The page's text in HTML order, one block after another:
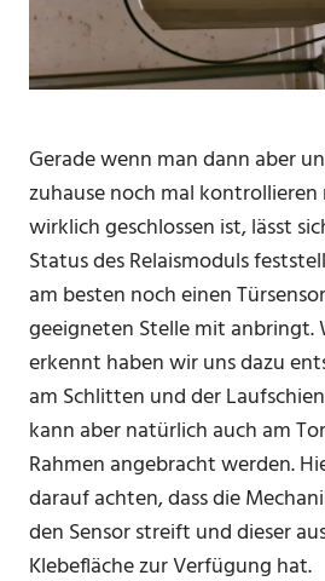
Gerade wenn man dann aber
zuhause noch mal
wirklich geschlossen ist, lässt
Status des Relaismoduls
am besten noch einen
geeigneten Stelle mit anbringt.
erkennt haben wir uns dazu
am Schlitten und der
kann aber natürlich auch am
Rahmen angebracht werden.
darauf achten, dass die
den Sensor streift und dieser
Klebefläche zur Verfügung hat.